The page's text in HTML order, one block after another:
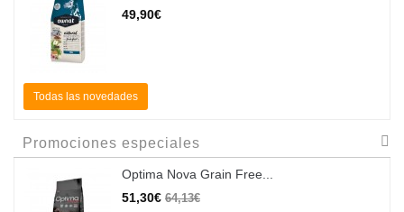
49,90€
Todas las novedades
Promociones especiales
Optima Nova Grain Free...
51,30€ 64,13€